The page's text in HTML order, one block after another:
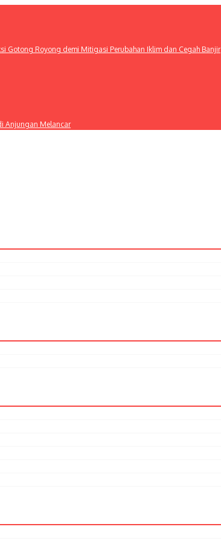
Gotong Royong demi Mitigasi Perubahan Iklim dan Cegah Banjir
Anjungan Melancar